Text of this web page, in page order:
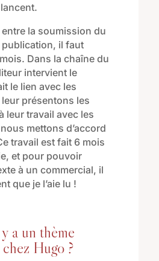
entre la soumission du
publication, il faut
mois. Dans la chaîne du
intervient le
le lien avec les
présentons les
leur travail avec les
mettons d’accord
travail est fait 6 mois
et pour pouvoir
à un commercial, il
que je l’aie lu !
a un thème
Hugo ?